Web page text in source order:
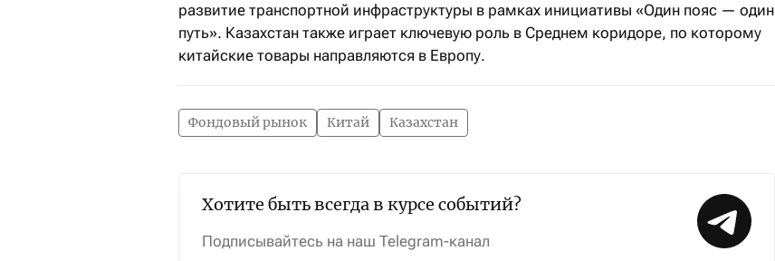
развитие транспортной инфраструктуры в рамках инициативы «Один пояс — один
путь». Казахстан также играет ключевую роль в Среднем коридоре, по которому
китайские товары направляются в Европу.
Фондовый рынок Китай Казахстан
Хотите быть всегда в курсе событий?
Подписывайтесь на наш Telegram-канал